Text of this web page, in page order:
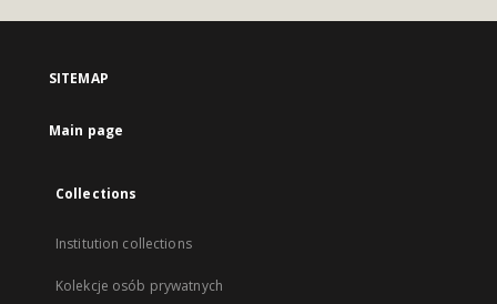
SITEMAP
Main page
Collections
Institution collections
Kolekcje osób prywatnych